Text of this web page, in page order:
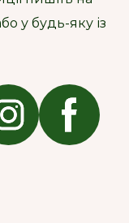
у будь-яку із